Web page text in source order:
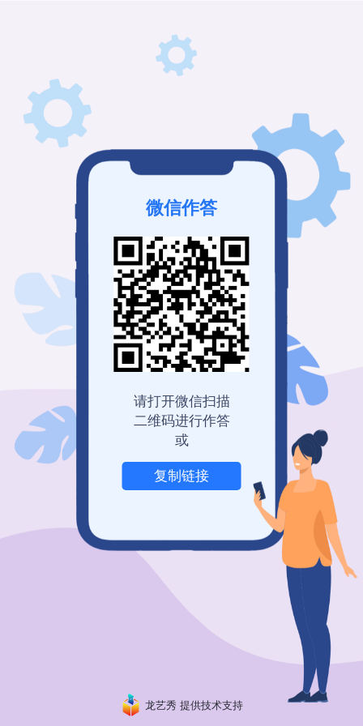
该考试已结束
登录查看历史记录 我也要免费创建
粤ICP备19150304号
举报
微信作答
请打开微信扫描
二维码进行作答
或
复制链接
龙艺秀 提供技术支持